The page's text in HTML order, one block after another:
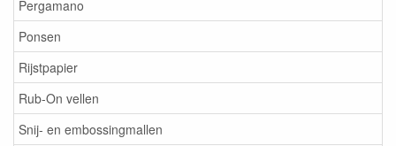
Pergamano
Ponsen
Rijstpapier
Rub-On vellen
Snij- en embossingmallen